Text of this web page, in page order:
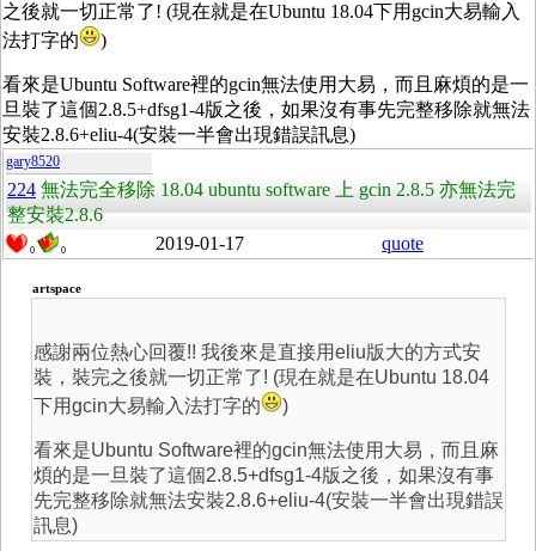
之後就一切正常了! (現在就是在Ubuntu 18.04下用gcin大易輸入
法打字的
)
看來是Ubuntu Software裡的gcin無法使用大易，而且麻煩的是一
旦裝了這個2.8.5+dfsg1-4版之後，如果沒有事先完整移除就無法
安裝2.8.6+eliu-4(安裝一半會出現錯誤訊息)
gary8520
224 無法完全移除 18.04 ubuntu software 上 gcin 2.8.5 亦無法完
整安裝2.8.6
0 0 2019-01-17 quote
artspace
感謝兩位熱心回覆!! 我後來是直接用eliu版大的方式安
裝，裝完之後就一切正常了! (現在就是在Ubuntu 18.04
下用gcin大易輸入法打字的
)
看來是Ubuntu Software裡的gcin無法使用大易，而且麻
煩的是一旦裝了這個2.8.5+dfsg1-4版之後，如果沒有事
先完整移除就無法安裝2.8.6+eliu-4(安裝一半會出現錯誤
訊息)